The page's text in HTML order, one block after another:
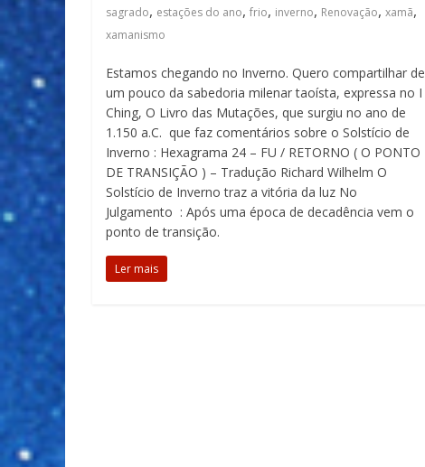
sagrado, estações do ano, frio, inverno, Renovação, xamã,
xamanismo
Estamos chegando no Inverno. Quero compartilhar de
um pouco da sabedoria milenar taoísta, expressa no I
Ching, O Livro das Mutações, que surgiu no ano de
1.150 a.C. que faz comentários sobre o Solstício de
Inverno : Hexagrama 24 – FU / RETORNO ( O PONTO
DE TRANSIÇÃO ) – Tradução Richard Wilhelm O
Solstício de Inverno traz a vitória da luz No
Julgamento : Após uma época de decadência vem o
ponto de transição.
Ler mais